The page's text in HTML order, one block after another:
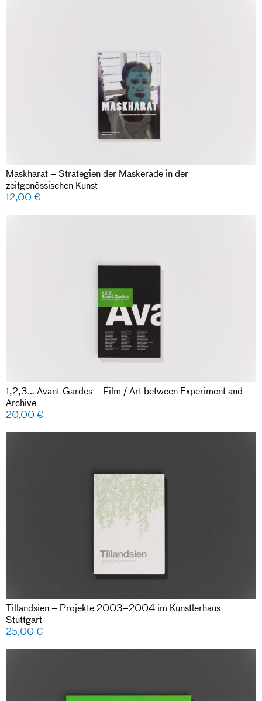
Maskharat – Strategien der Maskerade in der
zeitgenössischen Kunst
12,00€
1,2,3… Avant-Gardes – Film / Art between Experiment and
Archive
20,00€
Tillandsien – Projekte 2003–2004 im Künstlerhaus
Stuttgart
25,00€